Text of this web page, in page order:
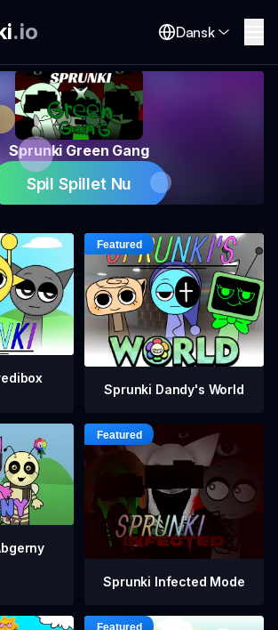
.io Dansk
Sprunki Green Gang
Spil Spillet Nu
Sprunki Dandy's World
Sprunki Infected Mode